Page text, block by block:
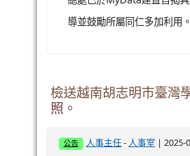
導並鼓勵所屬同仁多加利用。
檢送越南胡志明市臺灣
照。
公告 人事主任- 人事室 | 2025-